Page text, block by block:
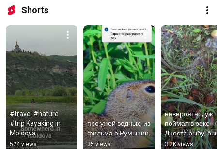
Shorts
#travel #nature
#trip Kayaking in
Moldova
524 views
про ужей водных, из
фильма о Румынии.
35 views
невероятно, уж
поймал в реке
Днестр рыбу,
и выносит его на
3.2K views